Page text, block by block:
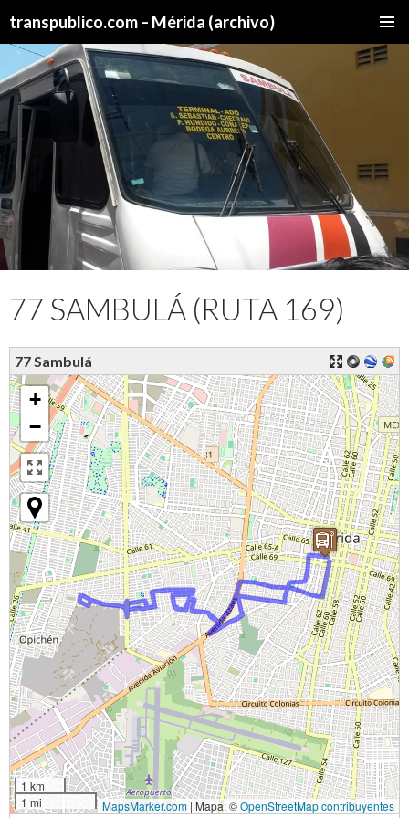
transpublico.com – Mérida (archivo)
MENÚ
CONTENIDO
77 SAMBULÁ (RUTA 169)
77 Sambulá
+
−
1 km
1 mi
MapsMarker.com | Mapa: ©OpenStreetMap contribuyentes